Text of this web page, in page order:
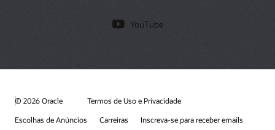
YouTube
© 2026 Oracle
Termos de Uso e Privacidade
Escolhas de Anúncios
Carreiras Inscreva-se para receber emails